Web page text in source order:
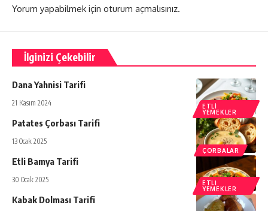
Yorum yapabilmek için oturum açmalısınız.
İlginizi Çekebilir
ETLI
YEMEKLER
Dana Yahnisi Tarifi
21 Kasım 2024
ÇORBALAR
Patates Çorbası Tarifi
13 Ocak 2025
ETLI
YEMEKLER
Etli Bamya Tarifi
30 Ocak 2025
Kabak Dolması Tarifi